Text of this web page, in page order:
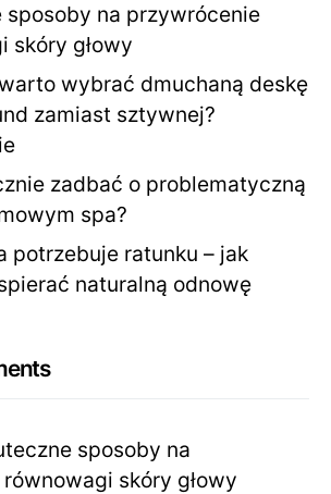
sposoby na przywrócenie
skóry głowy
wybrać dmuchaną deskę
zamiast sztywnej?
zadbać o problematyczną
spa?
potrzebuje ratunku – jak
naturalną odnowę
sposoby na
skóry głowy